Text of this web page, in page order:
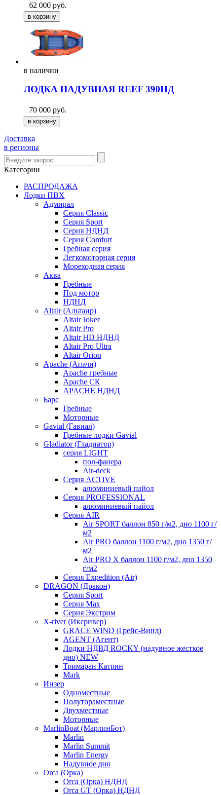
62 000 руб.
в наличии
ЛОДКА НАДУВНАЯ REEF 390НД
70 000 руб.
Доставка
в регионы
Категории
РАСПРОДАЖА
Лодки ПВХ
Адмирал
Серия Classic
Серия Sport
Серия НДНД
Серия Comfort
Гребная серия
Легкомоторная серия
Мореходная серия
Аква
Гребные
Под мотор
НДНД
Altair (Альтаир)
Altair Joker
Altair Pro
Altair HD НДНД
Altair Pro Ultra
Altair Orion
Apache (Апачи)
Apache гребные
Apache СК
APACHE НДНД
Барс
Гребные
Моторные
Gavial (Гавиал)
Гребные лодки Gavial
Gladiator (Гладиатор)
серия LIGHT
пол-фанера
Air-deck
Серия ACTIVE
алюминиевый пайол
Серия PROFESSIONAL
алюминиевый пайол
Серия AIR
Air SPORT баллон 850 г/м2, дно 1100 г/
м2
Air PRO баллон 1100 г/м2, дно 1350 г/
м2
Air PRO X баллон 1100 г/м2, дно 1350
г/м2
Серия Expedition (Air)
DRAGON (Дракон)
Серия Sport
Серия Max
Серия Экстрим
X-river (Иксривер)
GRACE WIND (Грейс-Винд)
AGENT (Агент)
Лодки НДВД ROCKY (надувное жесткое
дно) NEW
Тримаран Катрин
Mark
Инзер
Одноместные
Полутораместные
Двухместные
Моторные
MarlinBoat (МарлинБот)
Marlin
Marlin Summit
Marlin Energy
Надувное дно
Orca (Орка)
Orca (Орка) НДНД
Orca GT (Орка) НДНД